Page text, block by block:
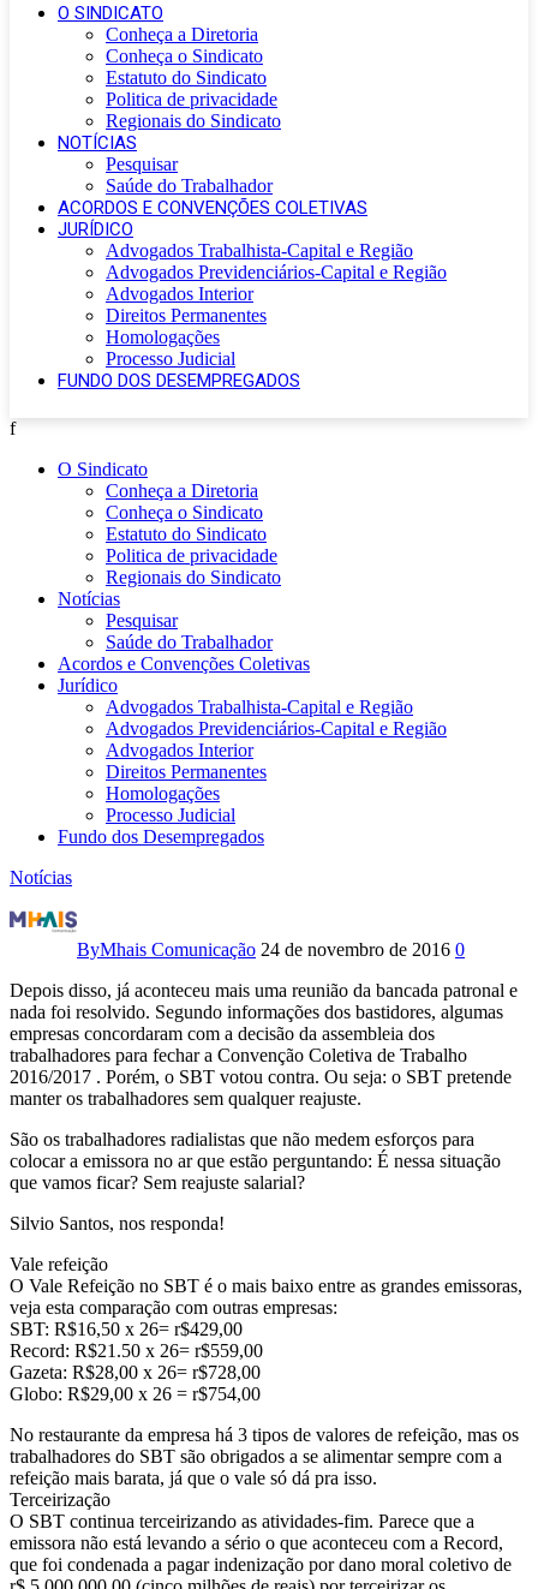
O SINDICATO
Conheça a Diretoria
Conheça o Sindicato
Estatuto do Sindicato
Politica de privacidade
Regionais do Sindicato
NOTÍCIAS
Pesquisar
Saúde do Trabalhador
ACORDOS E CONVENÇÕES COLETIVAS
JURÍDICO
Advogados Trabalhista-Capital e Região
Advogados Previdenciários-Capital e Região
Advogados Interior
Direitos Permanentes
Homologações
Processo Judicial
FUNDO DOS DESEMPREGADOS
f
O Sindicato
Conheça a Diretoria
Conheça o Sindicato
Estatuto do Sindicato
Politica de privacidade
Regionais do Sindicato
Notícias
Pesquisar
Saúde do Trabalhador
Acordos e Convenções Coletivas
Jurídico
Advogados Trabalhista-Capital e Região
Advogados Previdenciários-Capital e Região
Advogados Interior
Direitos Permanentes
Homologações
Processo Judicial
Fundo dos Desempregados
Notícias
Os
trabalhadores
do
SBT
estão
cansados
de
esperar!
ByMhais Comunicação 24 de novembro de 2016 0
Depois disso, já aconteceu mais uma reunião da bancada patronal e
nada foi resolvido. Segundo informações dos bastidores, algumas
empresas concordaram com a decisão da assembleia dos
trabalhadores para fechar a Convenção Coletiva de Trabalho
2016/2017 . Porém, o SBT votou contra. Ou seja: o SBT pretende
manter os trabalhadores sem qualquer reajuste.
São os trabalhadores radialistas que não medem esforços para
colocar a emissora no ar que estão perguntando: É nessa situação
que vamos ficar? Sem reajuste salarial?
Silvio Santos, nos responda!
Vale refeição
O Vale Refeição no SBT é o mais baixo entre as grandes emissoras,
veja esta comparação com outras empresas:
SBT: R$16,50 x 26= r$429,00
Record: R$21.50 x 26= r$559,00
Gazeta: R$28,00 x 26= r$728,00
Globo: R$29,00 x 26 = r$754,00
No restaurante da empresa há 3 tipos de valores de refeição, mas os
trabalhadores do SBT são obrigados a se alimentar sempre com a
refeição mais barata, já que o vale só dá pra isso.
Terceirização
O SBT continua terceirizando as atividades-fim. Parece que a
emissora não está levando a sério o que aconteceu com a Record,
que foi condenada a pagar indenização por dano moral coletivo de